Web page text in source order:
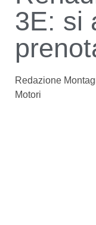
3E: si
Redazione
Motori